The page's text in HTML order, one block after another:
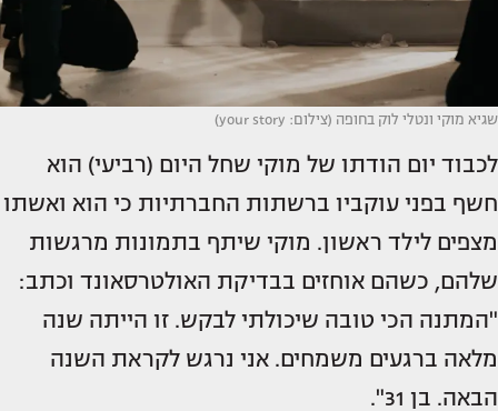
שגיא מוקי ונטלי לוק בחופה (צילום: your story)
לכבוד יום הודתו של מוקי שחל היום (רביעי) הוא
חשף בפני עוקביו ברשתות החברתיות כי הוא ואשתו
מצפים לילד ראשון. מוקי שיתף בתמונות מרגשות
שלהם, כשהם אוחזים בבדיקת האולטרסאונד וכתב:
"המתנה הכי טובה שיכולתי לבקש. זו הייתה שנה
מלאה ברגעים משמחים. אני נרגש לקראת השנה
הבאה. בן 31".